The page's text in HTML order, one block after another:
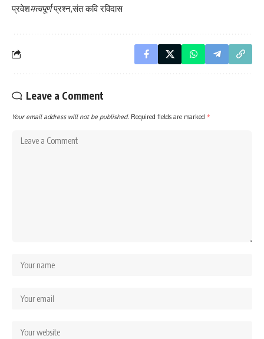
प्रवेशमत्वपूर्णप्रश्न,संत कवि रविदास
Leave a Comment
Your email address will not be published. Required fields are marked *